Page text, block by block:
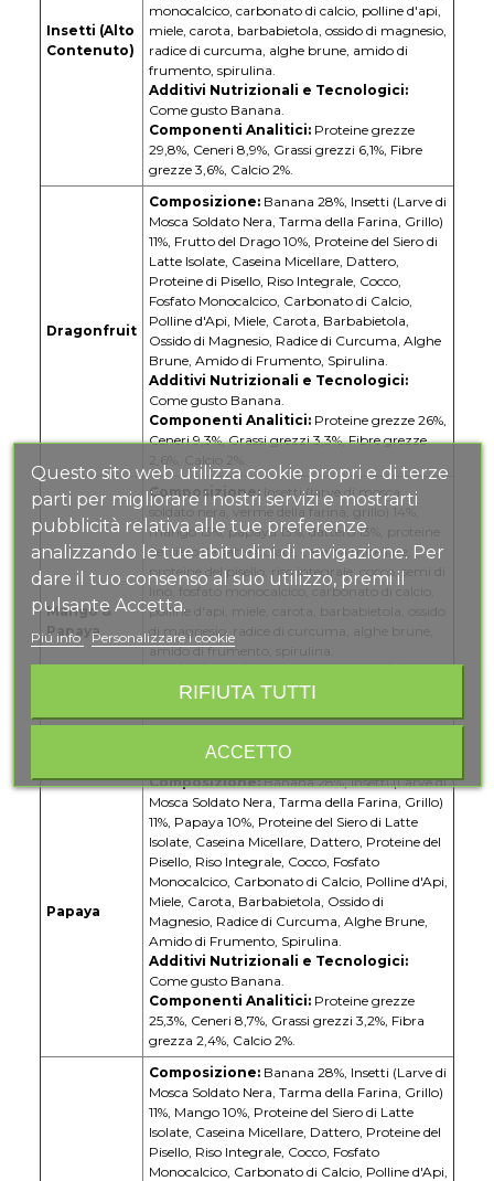
Insetti (Alto
Contenuto)
monocalcico, carbonato di calcio, polline d'api,
miele, carota, barbabietola, ossido di magnesio,
radice di curcuma, alghe brune, amido di
frumento, spirulina.
Additivi Nutrizionali e Tecnologici:
Come gusto Banana.
Componenti Analitici:Proteine grezze
29,8%, Ceneri 8,9%, Grassi grezzi 6,1%, Fibre
grezze 3,6%, Calcio 2%.
Dragonfruit
Composizione:Banana 28%, Insetti (Larve di
Mosca Soldato Nera, Tarma della Farina, Grillo)
11%, Frutto del Drago 10%, Proteine del Siero di
Latte Isolate, Caseina Micellare, Dattero,
Proteine di Pisello, Riso Integrale, Cocco,
Fosfato Monocalcico, Carbonato di Calcio,
Polline d'Api, Miele, Carota, Barbabietola,
Ossido di Magnesio, Radice di Curcuma, Alghe
Brune, Amido di Frumento, Spirulina.
Additivi Nutrizionali e Tecnologici:
Come gusto Banana.
Componenti Analitici:Proteine grezze 26%,
Ceneri 9,3%, Grassi grezzi 3,3%, Fibre grezze
2,6%, Calcio 2%.
Mango &
Papaya
Composizione:Insetti (larve di mosca
soldato nera, verme della farina, grillo) 14%,
mango 13%, papaya 13%, dattero 13%, proteine
del siero del latte isolate, caseina micellare,
proteine del pisello, riso integrale, cocco, semi di
lino, fosfato monocalcico, carbonato di calcio,
polline d'api, miele, carota, barbabietola, ossido
di magnesio, radice di curcuma, alghe brune,
amido di frumento, spirulina.
Come gusto Banana.
26,7%, Ceneri 8,7%, Grassi grezzi 5,3%, Fibre
grezze 3%, Calcio 2%.
Papaya
Composizione:Banana 28%, Insetti (Larve di
Mosca Soldato Nera, Tarma della Farina, Grillo)
11%, Papaya 10%, Proteine del Siero di Latte
Isolate, Caseina Micellare, Dattero, Proteine del
Pisello, Riso Integrale, Cocco, Fosfato
Monocalcico, Carbonato di Calcio, Polline d'Api,
Miele, Carota, Barbabietola, Ossido di
Magnesio, Radice di Curcuma, Alghe Brune,
Amido di Frumento, Spirulina.
Additivi Nutrizionali e Tecnologici:
Come gusto Banana.
Componenti Analitici:Proteine grezze
25,3%, Ceneri 8,7%, Grassi grezzi 3,2%, Fibra
grezza 2,4%, Calcio 2%.
Composizione:Banana 28%, Insetti (Larve di
Mosca Soldato Nera, Tarma della Farina, Grillo)
11%, Mango 10%, Proteine del Siero di Latte
Isolate, Caseina Micellare, Dattero, Proteine del
Pisello, Riso Integrale, Cocco, Fosfato
Monocalcico, Carbonato di Calcio, Polline d'Api,
Questo sito web utilizza cookie propri e di terze
parti per migliorare i nostri servizi e mostrarti
pubblicità relativa alle tue preferenze
analizzando le tue abitudini di navigazione. Per
dare il tuo consenso al suo utilizzo, premi il
pulsante Accetta.
Piú info Personalizzare i cookie
RIFIUTA TUTTI
ACCETTO